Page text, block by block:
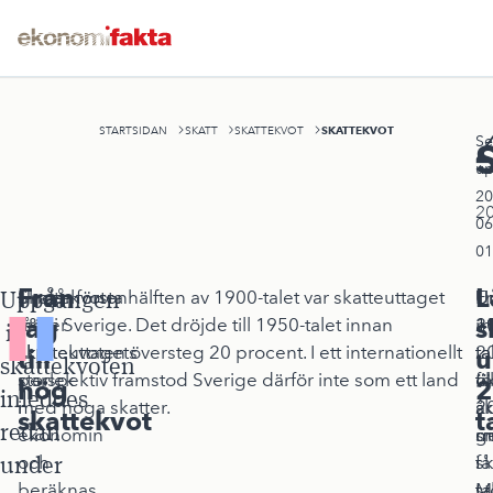
STARTSIDAN SKATT SKATTEKVOT SKATTEKVOT
01
Uppgången
i
skattekvoten
inleddes
redan
under
Från
låg
till
hög
skattekvot
Skattekvoten
mäter
skatteuttagets
storlek
i
ekonomin
och
Under första hälften av 1900-talet var skatteuttaget
lågt i Sverige. Det dröjde till 1950-talet innan
skattekvoten översteg 20 procent. I ett internationellt
perspektiv framstod Sverige därför inte som ett land
med höga skatter.
i
år
till
få